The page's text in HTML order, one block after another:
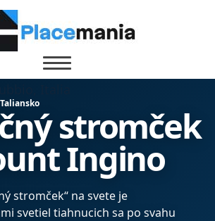
Taliansko
stromček
Ingino
stromček“ na svete je
svetiel tiahnucich sa po svahu